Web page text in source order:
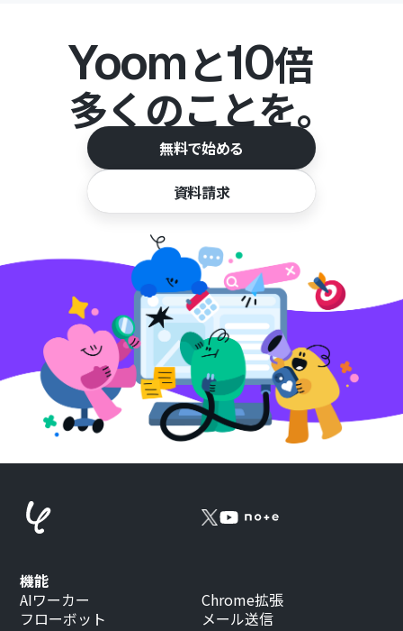
Yoomと10倍
多くのことを。
無料で始める
資料請求
機能
AIワーカー
フローボット
Chrome拡張
メール送信